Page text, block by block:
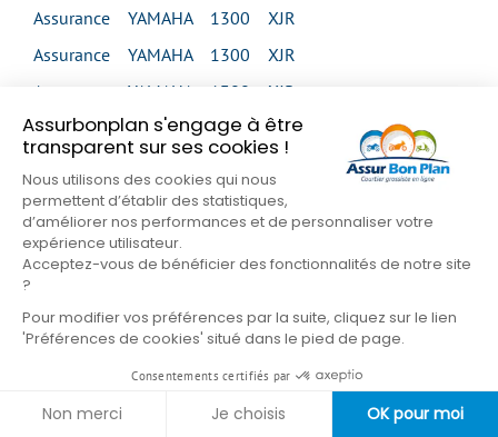
Assurbonplan s'engage à être
transparent sur ses cookies !
Nous utilisons des cookies qui nous
permettent d’établir des statistiques,
d’améliorer nos performances et de personnaliser votre
expérience utilisateur.
Acceptez-vous de bénéficier des fonctionnalités de notre site
?
Pour modifier vos préférences par la suite, cliquez sur le lien
'Préférences de cookies' situé dans le pied de page.
Consentements certifiés par
Non merci Je choisis OK pour moi
Assurance YAMAHA 1300 XJR
Assurance YAMAHA 1300 XJR
Assurance YAMAHA 1300 XJR
Assurance YAMAHA 1300 XJR SP
Assurance YAMAHA 1300 XVS MIDNIGHT STAR
Assurance YAMAHA 1300 XVS MIDNIGHT STAR
Assurance YAMAHA 1300 XVS TOUR CLASSIC
Assurance YAMAHA 1300 XVZ VENTURE
Assurance YAMAHA 1300 XVZ ROYAL STAR
VENTURE
Assurance YAMAHA 1600 XV WILD STAR
Assurance YAMAHA 1600 XV WILD STAR